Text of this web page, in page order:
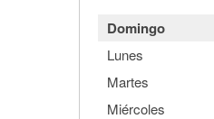
Domingo
Lunes
Martes
Miércoles